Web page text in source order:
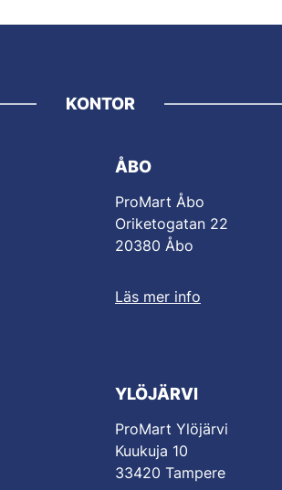
KONTOR
ÅBO
ProMart Åbo
Oriketogatan 22
20380 Åbo
Läs mer info
YLÖJÄRVI
ProMart Ylöjärvi
Kuukuja 10
33420 Tampere